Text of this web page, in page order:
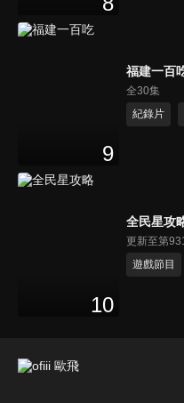
9
福建一百
全30集
紀錄片
10
全民星攻
更新至第
遊戲節目